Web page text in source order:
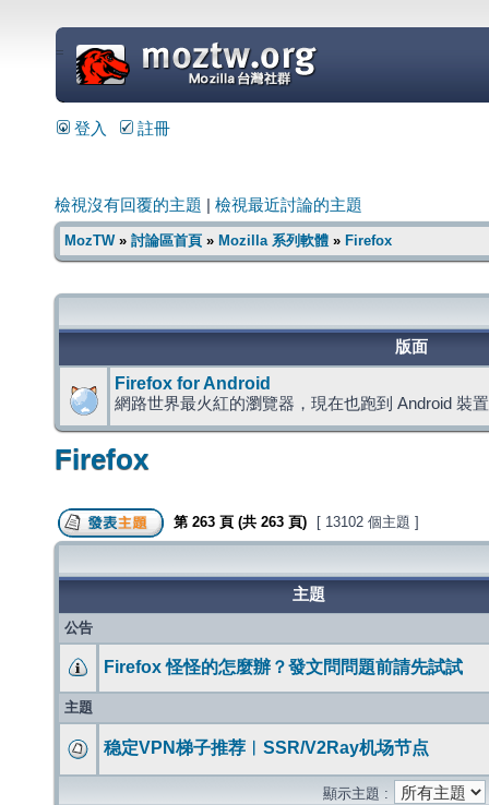
=
登入 註冊
檢視沒有回覆的主題 檢視最近討論的主題
MozTW» 討論區首頁 » Mozilla 系列軟體 » Firefox
版面
Firefox for Android
網路世界最火紅的瀏覽器，現在也跑到 Android 裝
Firefox
第 263 頁 (共 263 頁) [ 13102 個主題 ]
主題
公告
Firefox 怪怪的怎麼辦？發文問問題前請先試試
主題
稳定VPN梯子推荐︱SSR/V2Ray机场节点
顯示主題 :